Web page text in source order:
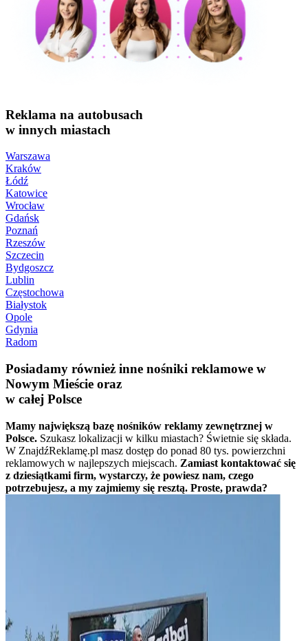
Reklama na autobusach
w innych miastach
Warszawa
Kraków
Łódź
Katowice
Wrocław
Gdańsk
Poznań
Rzeszów
Szczecin
Bydgoszcz
Lublin
Częstochowa
Białystok
Opole
Gdynia
Radom
Posiadamy również inne nośniki reklamowe w
Nowym Mieście oraz
w całej Polsce
Mamy największą bazę nośników reklamy zewnętrznej w
Polsce. Szukasz lokalizacji w kilku miastach? Świetnie się składa.
W ZnajdźReklamę.pl masz dostęp do ponad 80 tys. powierzchni
reklamowych w najlepszych miejscach. Zamiast kontaktować się
z dziesiątkami firm, wystarczy, że powiesz nam, czego
potrzebujesz, a my zajmiemy się resztą. Proste, prawda?